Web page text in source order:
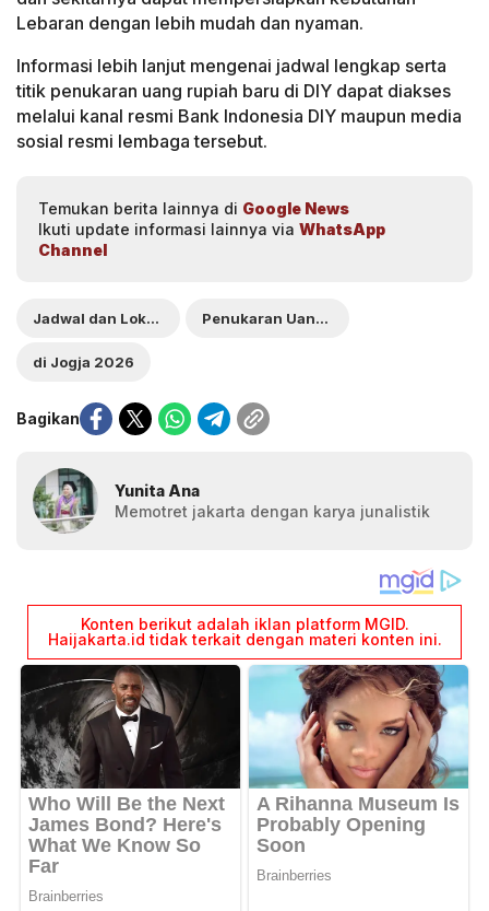
Lebaran dengan lebih mudah dan nyaman.
Informasi lebih lanjut mengenai jadwal lengkap serta
titik penukaran uang rupiah baru di DIY dapat diakses
melalui kanal resmi Bank Indonesia DIY maupun media
sosial resmi lembaga tersebut.
Temukan berita lainnya di Google News
Ikuti update informasi lainnya via WhatsApp
Channel
Jadwal dan Lokasi Penukaran Uang Baru
di Jogja 2026
Bagikan
Yunita Ana
Memotret jakarta dengan karya junalistik